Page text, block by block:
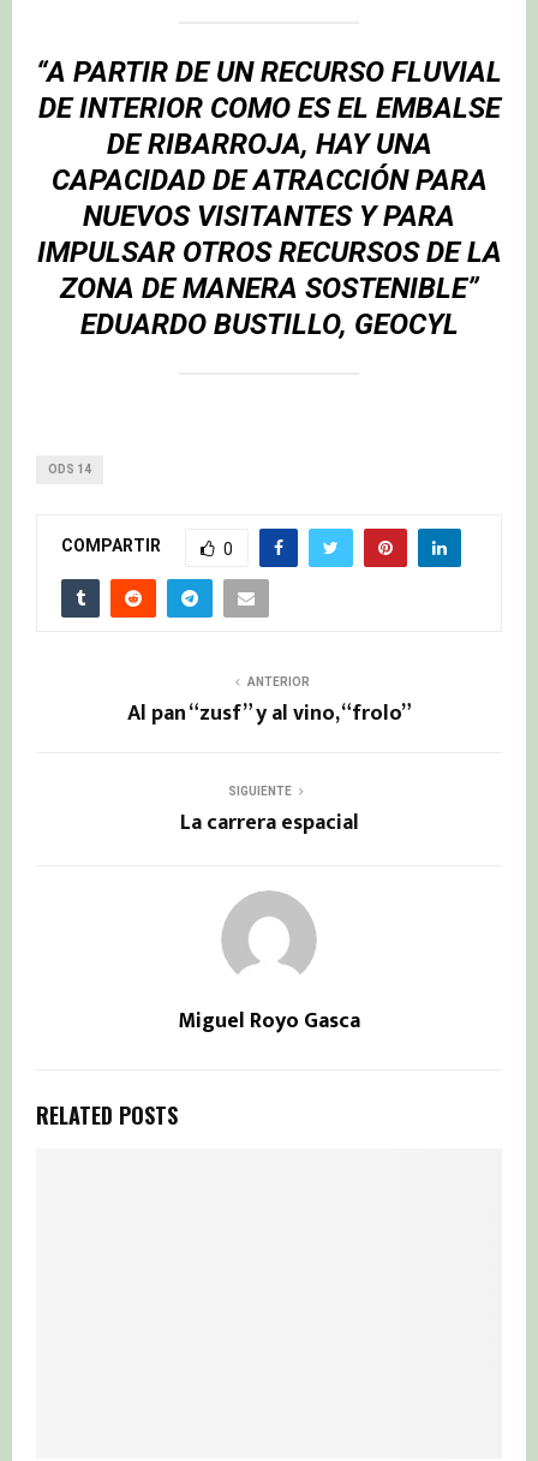
“A PARTIR DE UN RECURSO FLUVIAL
DE INTERIOR COMO ES EL EMBALSE
DE RIBARROJA, HAY UNA
CAPACIDAD DE ATRACCIÓN PARA
NUEVOS VISITANTES Y PARA
IMPULSAR OTROS RECURSOS DE LA
ZONA DE MANERA SOSTENIBLE”
EDUARDO BUSTILLO, GEOCYL
ODS 14
COMPARTIR 0
ANTERIOR
Al pan “zusf” y al vino, “frolo”
SIGUIENTE
La carrera espacial
Miguel Royo Gasca
RELATED POSTS